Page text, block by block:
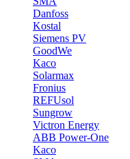
Danfoss
Kostal
Siemens PV
GoodWe
Kaco
Solarmax
Fronius
REFUsol
Sungrow
Victron Energy
ABB Power-One
Kaco